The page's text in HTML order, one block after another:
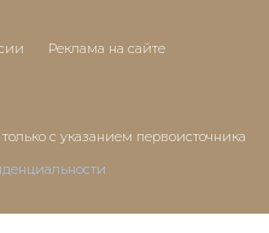
Реклама на сайте
с указанием первоисточника